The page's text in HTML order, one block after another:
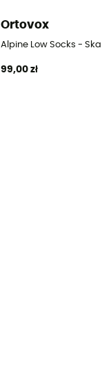
Merino® męskie
Ortovox
Alpine Low Socks -
99,00 zł